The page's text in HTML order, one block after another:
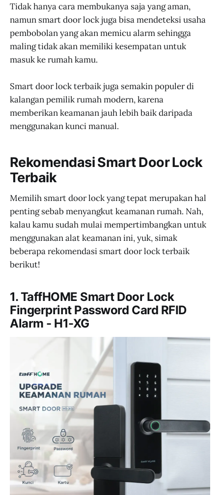
Tidak hanya cara membukanya saja yang aman,
namun smart door lock juga bisa mendeteksi usaha
pembobolan yang akan memicu alarm sehingga
maling tidak akan memiliki kesempatan untuk
masuk ke rumah kamu.
Smart door lock terbaik juga semakin populer di
kalangan pemilik rumah modern, karena
memberikan keamanan jauh lebih baik daripada
menggunakan kunci manual.
Rekomendasi Smart Door Lock
Terbaik
Memilih smart door lock yang tepat merupakan hal
penting sebab menyangkut keamanan rumah. Nah,
kalau kamu sudah mulai mempertimbangkan untuk
menggunakan alat keamanan ini, yuk, simak
beberapa rekomendasi smart door lock terbaik
berikut!
1. TaffHOME Smart Door Lock
Fingerprint Password Card RFID
Alarm - H1-XG